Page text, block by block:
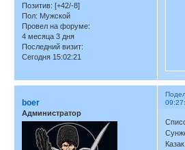
Позитив: [+42/-8]
Пол: Мужской
Провел на форуме:
4 месяца 3 дня
Последний визит:
Сегодня 15:02:21
boer
Администратор